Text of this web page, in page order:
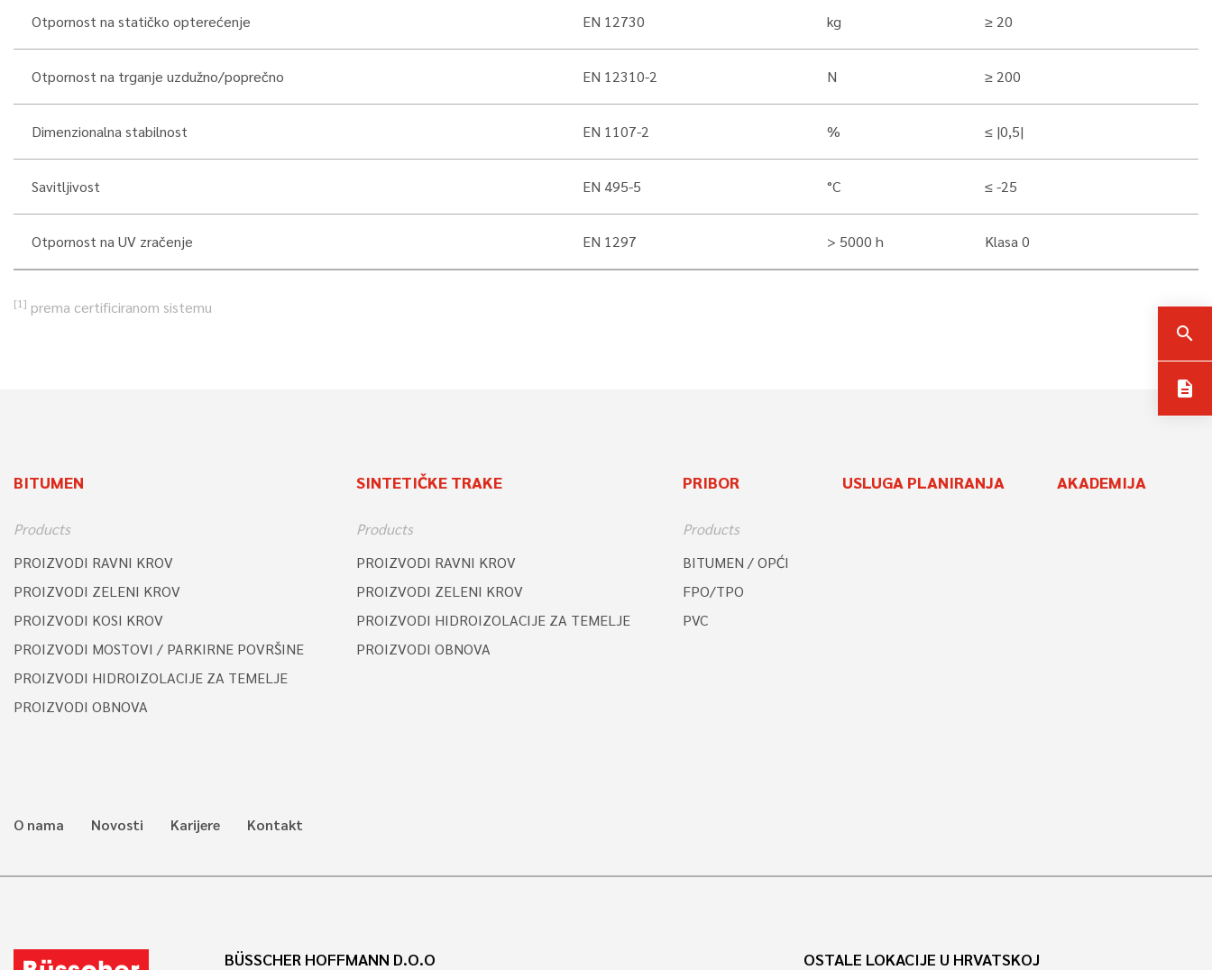
search
description
Otpornost na statičko opterećenje EN 12730 kg ≥ 20
Otpornost na trganje uzdužno/poprečno EN 12310-2 N ≥ 200
Dimenzionalna stabilnost EN 1107-2 % ≤ |0,5|
Savitljivost EN 495-5 °C ≤ -25
Otpornost na UV zračenje EN 1297 > 5000 h Klasa 0
[1] prema certificiranom sistemu
BITUMEN
Products
PROIZVODI RAVNI KROV
PROIZVODI ZELENI KROV
PROIZVODI KOSI KROV
PROIZVODI MOSTOVI / PARKIRNE POVRŠINE
PROIZVODI HIDROIZOLACIJE ZA TEMELJE
PROIZVODI OBNOVA
SINTETIČKE TRAKE
Products
PROIZVODI RAVNI KROV
PROIZVODI ZELENI KROV
PROIZVODI HIDROIZOLACIJE ZA TEMELJE
PROIZVODI OBNOVA
PRIBOR
Products
BITUMEN / OPĆI
FPO/TPO
PVC
USLUGA PLANIRANJA AKADEMIJA
O nama Novosti Karijere Kontakt
BÜSSCHER HOFFMANN D.O.O OSTALE LOKACIJE U HRVATSKOJ